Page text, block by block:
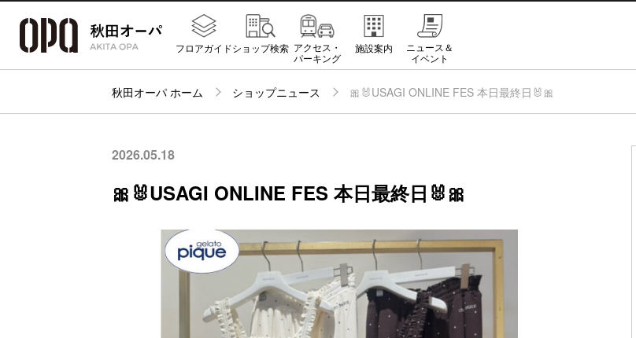
フロアガイドショップ検索 アクセス・
パーキング
施設案内
ニュース＆
イベント
秋田オーパ ホーム ショップニュース 🎀🐰USAGI ONLINE FES 本日最終日🐰🎀
2026.05.18
🎀🐰USAGI ONLINE FES 本日最終日🐰🎀